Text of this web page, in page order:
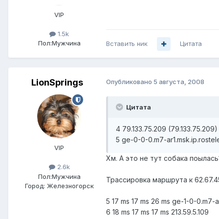
VIP
1.5k
Пол:Мужчина Вставить ник Цитата
LionSprings
VIP
2.6k
Пол:Мужчина
Город: Железногорск
Опубликовано 5 августа, 2008
Цитата
4 79.133.75.209
5 ge-0-0-0.m7-
Хм. А это не тут собака
Трассировка маршрута к
5 17 ms 17 ms 26 ms ge-1-0-0.m7-
6 18 ms 17 ms 17 ms 213.59.5.109